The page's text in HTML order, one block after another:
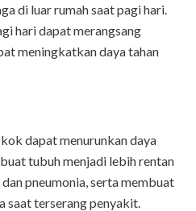
di luar rumah saat pagi hari.
hari dapat merangsang
meningkatkan daya tahan
dapat menurunkan daya
tubuh menjadi lebih rentan
pneumonia, serta membuat
saat terserang penyakit.